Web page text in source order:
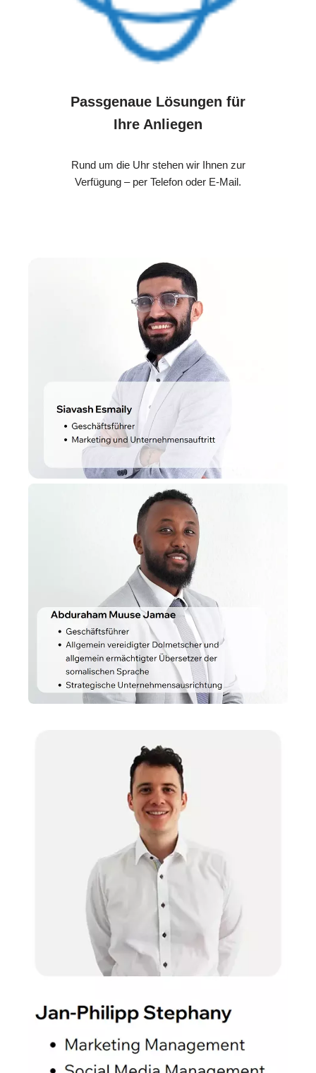
Passgenaue Lösungen für
Ihre Anliegen
Rund um die Uhr stehen wir Ihnen zur
Verfügung – per Telefon oder E-Mail.